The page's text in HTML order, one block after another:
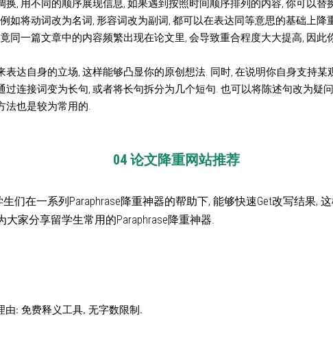
换, 用不同的顺序展现信息, 如果遇到按照时间顺序排列的内容, 你可以替
如将动词改为名词, 形容词改为副词, 都可以在表达同等意思的基础上降
同一篇文章中的内容频繁出现在论文里, 会导致重合程度大大提高, 因此
表达自身的立场, 这样能够凸显你的原创想法. 同时, 在说明你自身支持某
过连接词变为长句, 或者将长句拆分为几个短句. 也可以将陈述句改为疑
法也是较为常用的.
04 论文降重网站推荐
生们在一系列Paraphrase降重神器的帮助下, 能够快速Get改写结果,
大家分享留学生常用的Paraphrase降重神器.
由: 免费释义工具, 无字数限制.